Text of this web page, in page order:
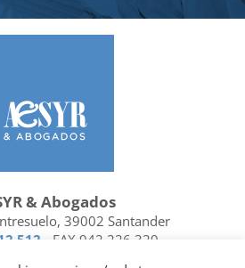
& Abogados
39002 Santander
512 - FAX 942 226 329